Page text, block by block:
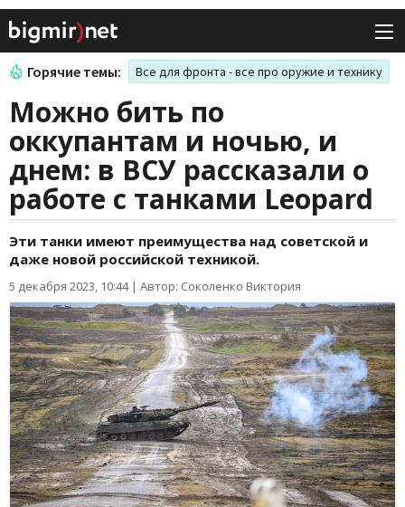
Горячие темы: Все для фронта - все про оружие и технику
Можно бить по
оккупантам и ночью, и
днем: в ВСУ рассказали о
работе с танками Leopard
Эти танки имеют преимущества над советской и
даже новой российской техникой.
5 декабря 2023, 10:44| Автор: Соколенко Виктория